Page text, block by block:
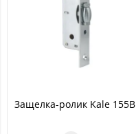
Защелка-ролик Kale 155B